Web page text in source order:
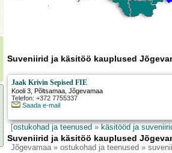
Suveniirid ja käsitöö kauplused
Jaak Krivin Sepised FIE
Kooli 3 Põltsamaa , Jõgevamaa
Telefon: +372 7755337
Saada e-mail
[ostukohad ja teenused»käsitööd ja
Suveniirid ja käsitöö kauplused
Jõgevamaa» ostukohad ja teenused »